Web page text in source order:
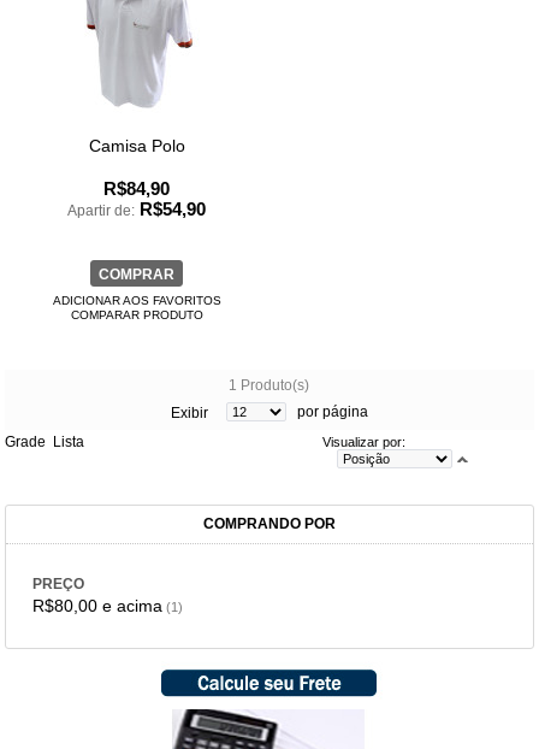
Camisa Polo
R$84,90
Apartir de: R$54,90
COMPRAR
ADICIONAR AOS FAVORITOS
COMPARAR PRODUTO
1 Produto(s)
Exibir
por página
Grade
Lista Visualizar por:
COMPRANDO POR
PREÇO
R$80,00 e acima (1)